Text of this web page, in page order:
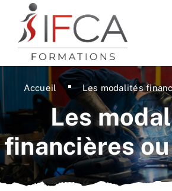
Passer
contenu
Formations professionnelles
Formations en Alternance
Qui sommes-nous ?
Contact
Accueil Les modalités
Les
financières ou